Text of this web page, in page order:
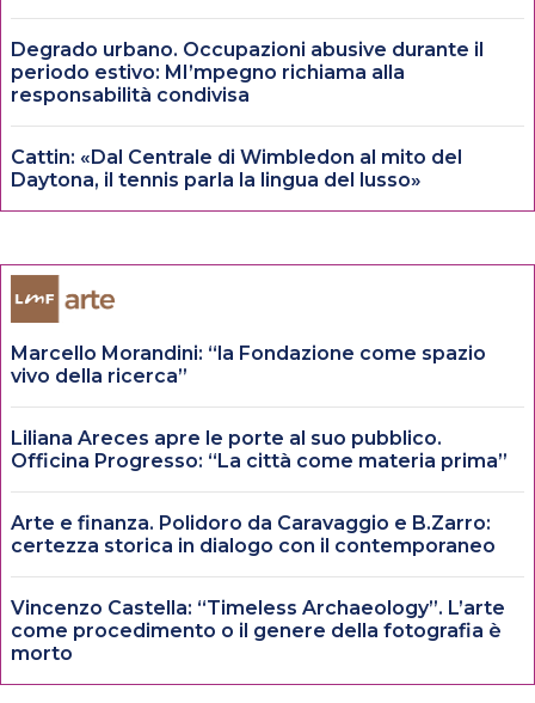
Degrado urbano. Occupazioni abusive durante il
periodo estivo: MI’mpegno richiama alla
responsabilità condivisa
Cattin: «Dal Centrale di Wimbledon al mito del
Daytona, il tennis parla la lingua del lusso»
Marcello Morandini: “la Fondazione come spazio
vivo della ricerca”
Liliana Areces apre le porte al suo pubblico.
Officina Progresso: “La città come materia prima”
Arte e finanza. Polidoro da Caravaggio e B.Zarro:
certezza storica in dialogo con il contemporaneo
Vincenzo Castella: “Timeless Archaeology”. L’arte
come procedimento o il genere della fotografia è
morto